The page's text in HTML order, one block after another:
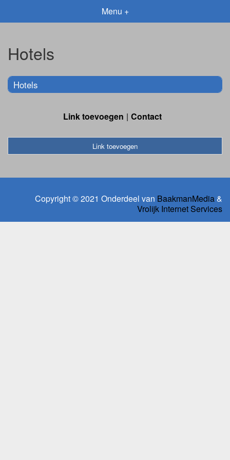
Menu +
Hotels
Hotels
Link toevoegen Contact
Link toevoegen
Copyright © 2021 Onderdeel van BaakmanMedia&
Vrolijk Internet Services